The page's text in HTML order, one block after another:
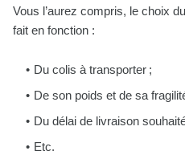
Vous l’aurez compris, le choix
fait en fonction :
Du colis à transporter ;
De son poids et de sa
Du délai de livraison
Etc.